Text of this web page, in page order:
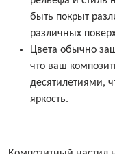
быть покрыт
различных
Цвета обычно
что ваш
десятилетиями,
яркость.